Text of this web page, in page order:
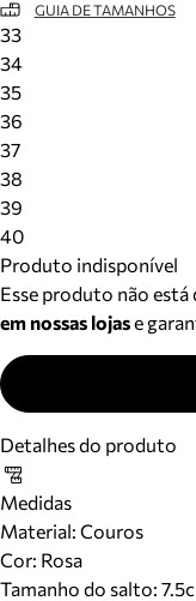
Acompanhe
GUIA DE TAMANHOS
33
34
35
36
37
38
39
40
Produto indisponível
Esse produto não está
em nossas lojase
Detalhes do produto
Medidas
Material: Couros
Cor: Rosa
Tamanho do salto: